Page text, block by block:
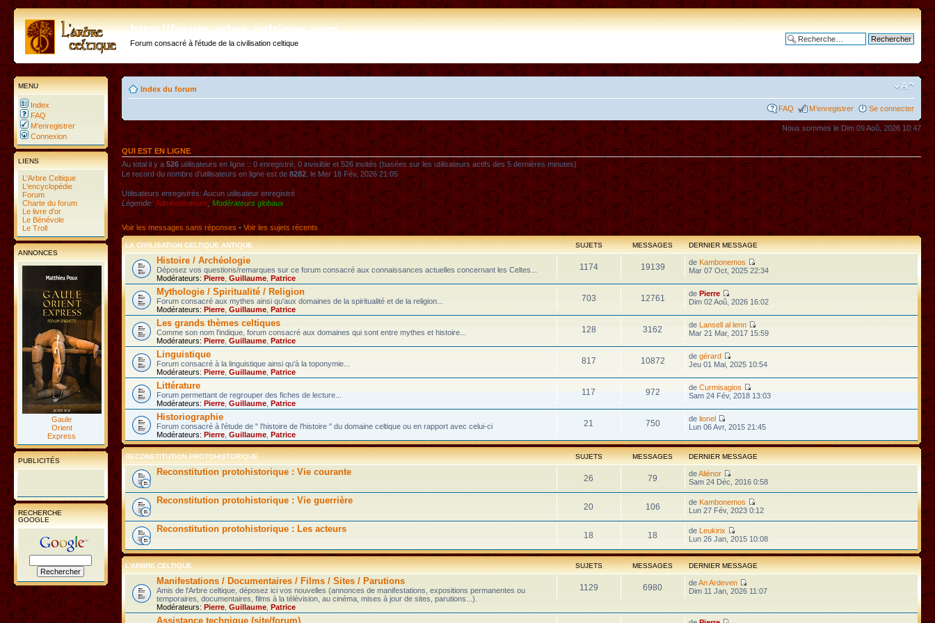
http://forum.arbre-celtique.com
Forum consacré à l'étude de la civilisation celtique
MENU
Index
FAQ
M’enregistrer
Connexion
LIENS
L'Arbre Celtique
L'encyclopédie
Forum
Charte du forum
Le livre d'or
Le Bénévole
Le Troll
ANNONCES
Gaule
Orient
Express
PUBLICITÉS
RECHERCHE
GOOGLE
Index du forum
FAQ M’enregistrer Se connecter
Nous sommes le Dim 09 Aoû, 2026 10:47
QUI EST EN LIGNE
Au total il y a526utilisateurs en ligne :: 0 enregistré, 0 invisible et 526 invités (basées sur les utilisateurs actifs des 5 dernières minutes)
Le record du nombre d’utilisateurs en ligne est de8282, le Mer 18 Fév, 2026 21:05
Utilisateurs enregistrés: Aucun utilisateur enregistré
Légende:Administrateurs,Modérateurs globaux
Voir les messages sans réponses•Voir les sujets récents
LA CIVILISATION CELTIQUE ANTIQUE SUJETS MESSAGES DERNIER MESSAGE
Histoire / Archéologie
Déposez vos questions/remarques sur ce forum consacré aux connaissances actuelles concernant les Celtes...
Modérateurs: Pierre Guillaume Patrice
1174 19139 de Kambonemos
Mar 07 Oct, 2025 22:34
Mythologie / Spiritualité / Religion
Forum consacré aux mythes ainsi qu'aux domaines de la spiritualité et de la religion...
Modérateurs: Pierre Guillaume Patrice
703 12761 de Pierre
Dim 02 Aoû, 2026 16:02
Les grands thèmes celtiques
Comme son nom l'indique, forum consacré aux domaines qui sont entre mythes et histoire...
Modérateurs: Pierre Guillaume Patrice
128 3162 de Lansell al lenn
Mar 21 Mar, 2017 15:59
Linguistique
Forum consacré à la linguistique ainsi qu'à la toponymie...
Modérateurs: Pierre Guillaume Patrice
817 10872 de gérard
Jeu 01 Mai, 2025 10:54
Littérature
Forum permettant de regrouper des fiches de lecture...
Modérateurs: Pierre Guillaume Patrice
117 972 de Curmisagios
Sam 24 Fév, 2018 13:03
Historiographie
Forum consacré à l'étude de " l'histoire de l'histoire " du domaine celtique ou en rapport avec celui-ci
Modérateurs: Pierre Guillaume Patrice
21 750 de lionel
Lun 06 Avr, 2015 21:45
RECONSTITUTION PROTOHISTORIQUE SUJETS MESSAGES DERNIER MESSAGE
Reconstitution protohistorique : Vie courante
26 79 deAliénor
Sam 24 Déc, 2016 0:58
Reconstitution protohistorique : Vie guerrière
20 106 de Kambonemos
Lun 27 Fév, 2023 0:12
Reconstitution protohistorique : Les acteurs
18 18 de Leukirix
Lun 26 Jan, 2015 10:08
L'ARBRE CELTIQUE SUJETS MESSAGES DERNIER MESSAGE
Manifestations / Documentaires / Films / Sites / Parutions
Amis de l'Arbre celtique, déposez ici vos nouvelles (annonces de manifestations, expositions permanentes ou
temporaires, documentaires, films à la télévision, au cinéma, mises à jour de sites, parutions...).
Modérateurs: Pierre Guillaume Patrice
1129 6980 deAn Ardeven
Dim 11 Jan, 2026 11:07
Assistance technique (site/forum)